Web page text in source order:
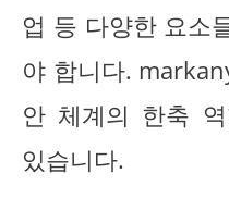
업 등 다양한 요소
야 합니다.
안 체계의 한축
있습니다.